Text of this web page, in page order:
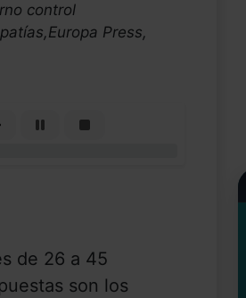
control
Press,
de 26 a 45
son los